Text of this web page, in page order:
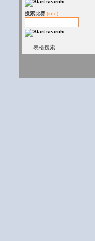
搜索比赛 (info)
表格搜索